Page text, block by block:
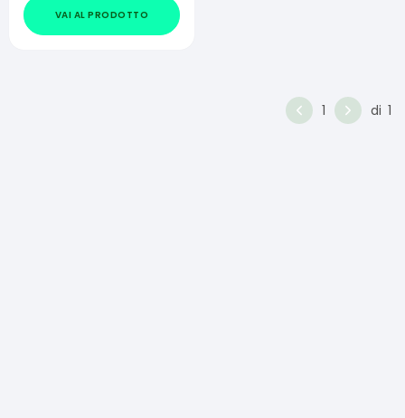
VAI AL PRODOTTO
1 di 1